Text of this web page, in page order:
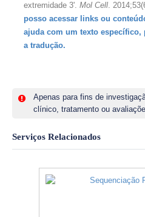
extremidade 3'. Mol Cell.
posso acessar links ou
ajuda com um texto específico,
a tradução.
Apenas para fins de
clínico, tratamento ou
Serviços Relacionados